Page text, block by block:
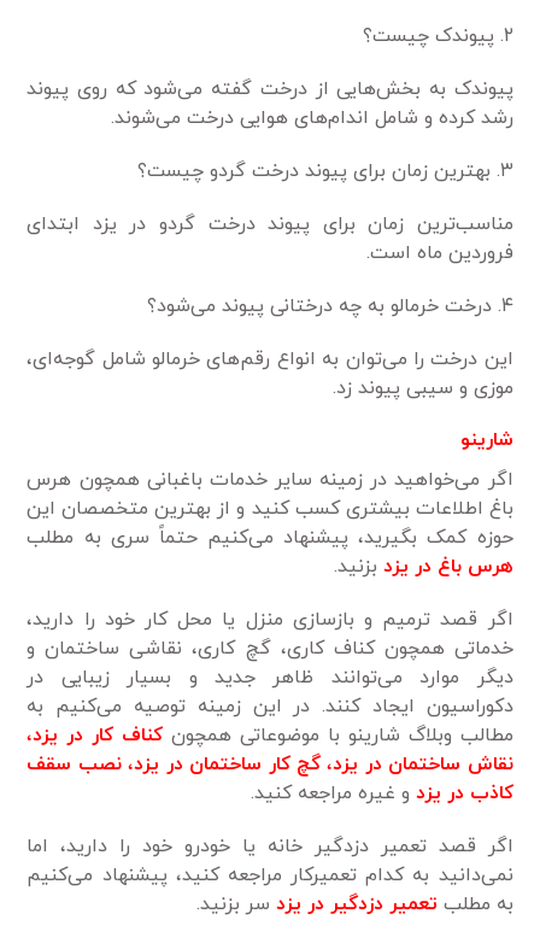
۲. پیوندک چیست؟
پیوندک به بخش‌هایی از درخت گفته می‌شود که روی پیوند
رشد کرده و شامل اندام‌های هوایی درخت می‌شوند.
۳. بهترین زمان برای پیوند درخت گردو چیست؟
مناسب‌ترین زمان برای پیوند درخت گردو در یزد ابتدای
فروردین ماه است.
۴. درخت خرمالو به چه درختانی پیوند می‌شود؟
این درخت را می‌توان به انواع رقم‌های خرمالو شامل گوجه‌ای،
موزی و سیبی پیوند زد.
شارینو
اگر می‌خواهید در زمینه سایر خدمات باغبانی همچون هرس
باغ اطلاعات بیشتری کسب کنید و از بهترین متخصصان این
حوزه کمک بگیرید، پیشنهاد می‌کنیم حتماً سری به مطلب
هرس باغ در یزد بزنید.
اگر قصد ترمیم و بازسازی منزل یا محل کار خود را دارید،
خدماتی همچون کناف کاری، گچ کاری، نقاشی ساختمان و
دیگر موارد می‌توانند ظاهر جدید و بسیار زیبایی در
دکوراسیون ایجاد کنند. در این زمینه توصیه می‌کنیم به
مطالب وبلاگ شارینو با موضوعاتی همچون کناف کار در یزد،
نقاش ساختمان در یزد،گچ کار ساختمان در یزد،نصب سقف
کاذب در یزد و غیره مراجعه کنید.
اگر قصد تعمیر دزدگیر خانه یا خودرو خود را دارید، اما
نمی‌دانید به کدام تعمیرکار مراجعه کنید، پیشنهاد می‌کنیم
به مطلب تعمیر دزدگیر در یزد سر بزنید.